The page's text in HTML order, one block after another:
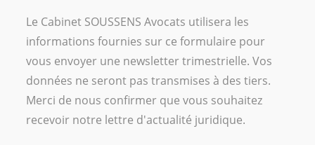
Le Cabinet SOUSSENS Avocats utilisera les
informations fournies sur ce formulaire pour
vous envoyer une newsletter trimestrielle. Vos
données ne seront pas transmises à des tiers.
Merci de nous confirmer que vous souhaitez
recevoir notre lettre d'actualité juridique.